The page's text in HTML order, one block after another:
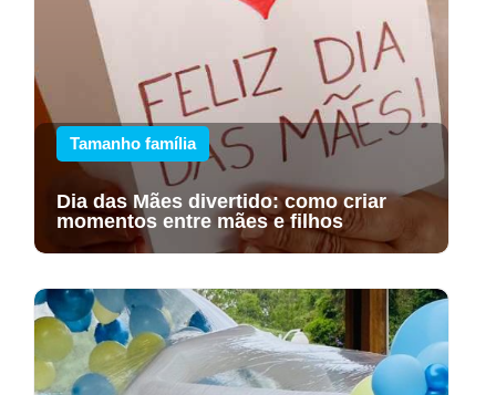
Tamanho família
Dia das Mães divertido: como criar
momentos entre mães e filhos